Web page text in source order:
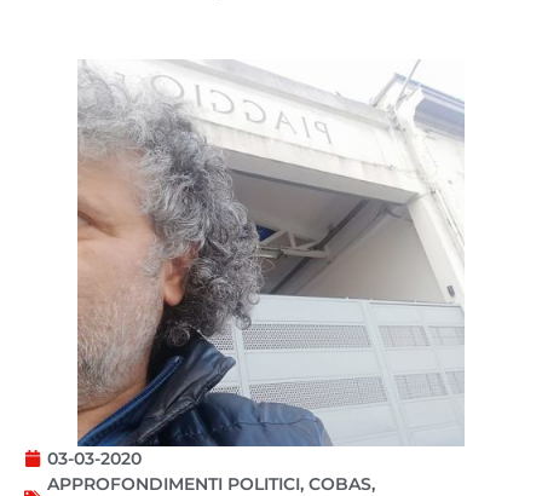
03-03-2020
APPROFONDIMENTI POLITICI, COBAS,